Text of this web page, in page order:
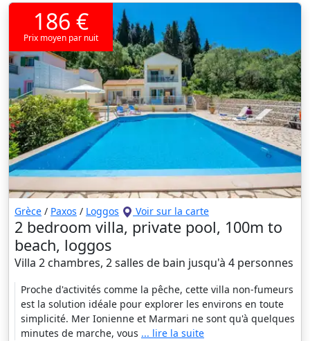
186 €
Prix moyen par nuit
Grèce / Paxos / Loggos Voir sur la carte
2 bedroom villa, private pool, 100m to
beach, loggos
Villa 2 chambres, 2 salles de bain jusqu'à 4 personnes
Proche d'activités comme la pêche, cette villa non-fumeurs
est la solution idéale pour explorer les environs en toute
simplicité. Mer Ionienne et Marmari ne sont qu'à quelques
minutes de marche, vous ... lire la suite